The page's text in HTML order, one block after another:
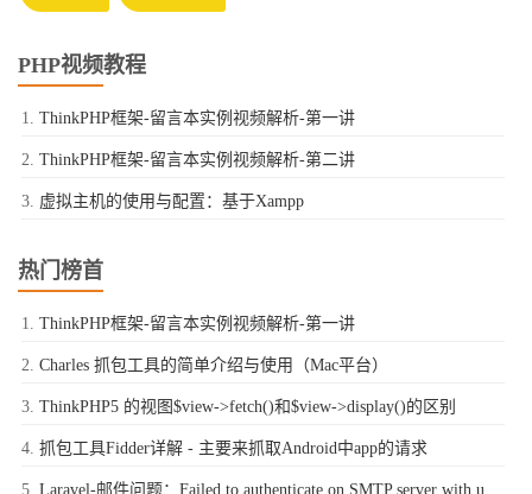
PHP视频教程
ThinkPHP框架-留言本实例视频解析-第一讲
ThinkPHP框架-留言本实例视频解析-第二讲
虚拟主机的使用与配置：基于Xampp
热门榜首
ThinkPHP框架-留言本实例视频解析-第一讲
Charles 抓包工具的简单介绍与使用（Mac平台）
ThinkPHP5 的视图$view->fetch()和$view->display()的区别
抓包工具Fidder详解 - 主要来抓取Android中app的请求
Laravel-邮件问题：Failed to authenticate on SMTP server with username "xxxx@qq.com" using 1 possible authenticators